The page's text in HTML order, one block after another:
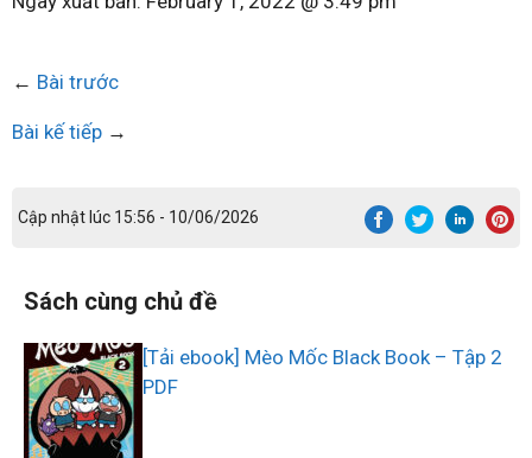
← Bài trước
Bài kế tiếp →
Cập nhật lúc 15:56 - 10/06/2026
Sách cùng chủ đề
[Tải ebook] Mèo Mốc Black Book – Tập 2
PDF